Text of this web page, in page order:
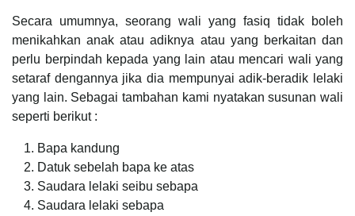
Secara umumnya, seorang wali yang fasiq tidak boleh
menikahkan anak atau adiknya atau yang berkaitan dan
perlu berpindah kepada yang lain atau mencari wali yang
setaraf dengannya jika dia mempunyai adik-beradik lelaki
yang lain. Sebagai tambahan kami nyatakan susunan wali
seperti berikut :
Bapa kandung
Datuk sebelah bapa ke atas
Saudara lelaki seibu sebapa
Saudara lelaki sebapa